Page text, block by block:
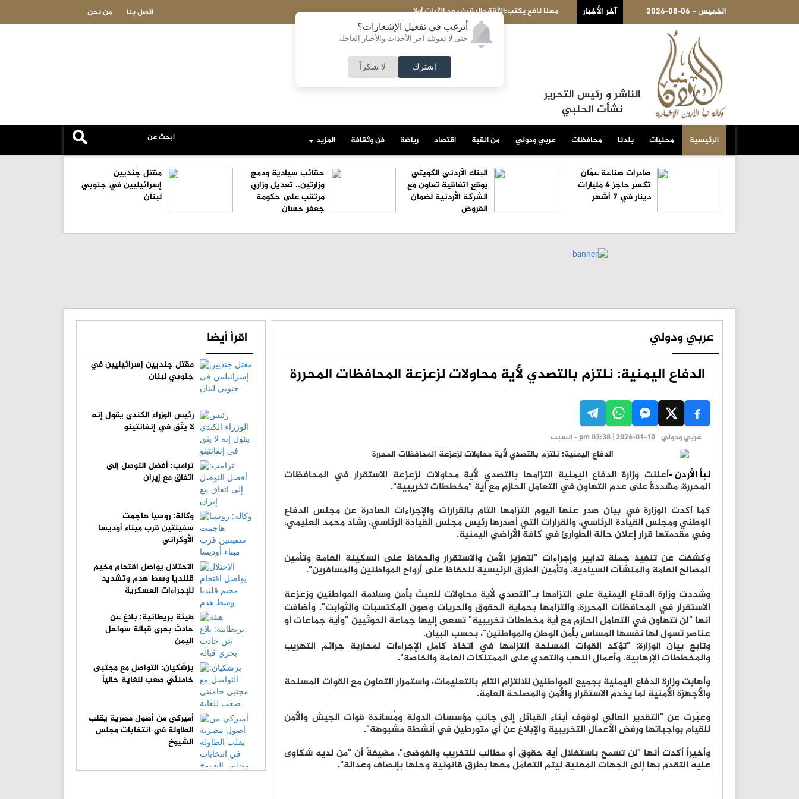
أترغب في تفعيل الإشعارات؟
حتى لا تفوتك آخر الأحداث والأخبار العاجلة
اشترك لا شكراً
2026-08-06 - الخميس آخر الأخبار الإنشاءات الرابع عشر بالأردن وتؤكد عمق مهنا نافع يكتب:الثقة واليقين بعد الثبات أولا من نحن اتصل بنا
الناشر و رئيس التحرير
نشأت الحلبي
الرئيسية محليات بلدنا محافظات عربي ودولي من القبة اقتصاد رياضة فن وثقافة المزيد
صادرات صناعة عمّان
تكسر حاجز 4 مليارات
دينار في 7 أشهر
البنك الأردني الكويتي
يوقع اتفاقية تعاون مع
الشركة الأردنية لضمان
القروض
حقائب سيادية ودمج
وزارتين.. تعديل وزاري
مرتقب على حكومة
جعفر حسان
مقتل جنديين
إسرائيليين في جنوبي
لبنان
عربي ودولي
الدفاع اليمنية: نلتزم بالتصدي لأية محاولات لزعزعة المحافظات المحررة
عربي ودولي pm 03:38 | 2026-01-10 - السبت
نبأ الأردن -أعلنت وزارة الدفاع اليمنية التزامها بالتصدي لأية محاولات لزعزعة الاستقرار في المحافظات
المحررة، مشددةً على عدم التهاون في التعامل الحازم مع أية "مخططات تخريبية".
كما أكدت الوزارة في بيان صدر عنها اليوم التزامها التام بالقرارات والإجراءات الصادرة عن مجلس الدفاع
الوطني ومجلس القيادة الرئاسي، والقرارات التي أصدرها رئيس مجلس القيادة الرئاسي، رشاد محمد العليمي،
وفي مقدمتها قرار إعلان حالة الطوارئ في كافة الأراضي اليمنية.
وكشفت عن تنفيذ جملة تدابير وإجراءات "لتعزيز الأمن والاستقرار والحفاظ على السكينة العامة وتأمين
المصالح العامة والمنشآت السيادية، وتأمين الطرق الرئيسية للحفاظ على أرواح المواطنين والمسافرين".
وشددت وزارة الدفاع اليمنية على التزامها بـ"التصدي لأية محاولات للعبث بأمن وسلامة المواطنين وزعزعة
الاستقرار في المحافظات المحررة، والتزامها بحماية الحقوق والحريات وصون المكتسبات والثوابت". وأضافت
أنها "لن تتهاون في التعامل الحازم مع أية مخططات تخريبية" تسعى إليها جماعة الحوثيين "وأية جماعات أو
عناصر تسول لها نفسها المساس بأمن الوطن والمواطنين"، بحسب البيان.
وتابع بيان الوزارة: "تؤكد القوات المسلحة التزامها في اتخاذ كامل الإجراءات لمحاربة جرائم التهريب
والمخططات الإرهابية، وأعمال النهب والتعدي على الممتلكات العامة والخاصة".
وأهابت وزارة الدفاع اليمنية بجميع المواطنين للالتزام التام بالتعليمات، واستمرار التعاون مع القوات المسلحة
والأجهزة الأمنية لما يخدم الاستقرار والأمن والمصلحة العامة.
وعبّرت عن "التقدير العالي لوقوف أبناء القبائل إلى جانب مؤسسات الدولة ومُساندة قوات الجيش والأمن
للقيام بواجباتها ورفض الأعمال التخريبية والإبلاغ عن أي متورطين في أنشطة مشبوهة".
وأخيراً أكدت أنها "لن تسمح باستغلال أية حقوق أو مطالب للتخريب والفوضى"، مضيفةً أن "من لديه شكاوى
عليه التقدم بها إلى الجهات المعنية ليتم التعامل معها بطرق قانونية وحلها بإنصاف وعدالة".
اقرأ أيضا
مقتل جنديين إسرائيليين في
جنوبي لبنان
رئيس الوزراء الكندي يقول إنه
لا يثق في إنفانتينو
ترامب: أفضل التوصل إلى
اتفاق مع إيران
وكالة: روسيا هاجمت
سفينتين قرب ميناء أوديسا
الأوكراني
الاحتلال يواصل اقتحام مخيم
قلنديا وسط هدم وتشديد
للإجراءات العسكرية
هيئة بريطانية: بلاغ عن
حادث بحري قبالة سواحل
اليمن
بزشكيان: التواصل مع مجتبى
خامنئي صعب للغاية حالياً
أميركي من أصول مصرية يقلب
الطاولة في انتخابات مجلس
الشيوخ